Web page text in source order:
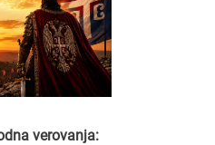
verovanja: